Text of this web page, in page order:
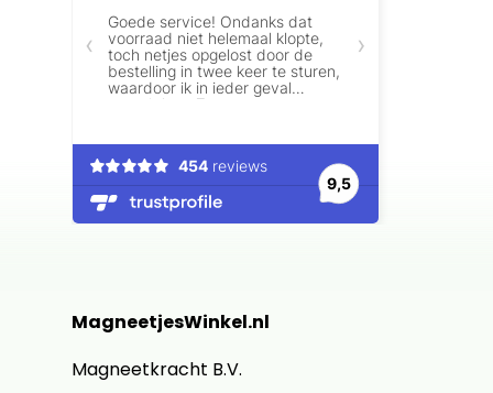
MagneetjesWinkel.nl
Magneetkracht B.V.